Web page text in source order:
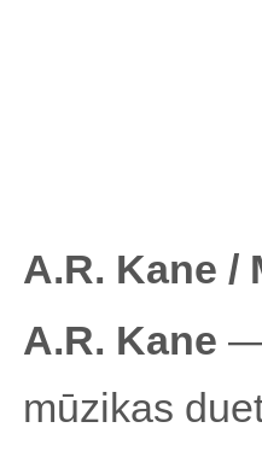
A.R. Kane /
A.R. Kane —
mūzikas